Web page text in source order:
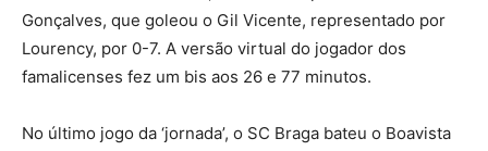
Gonçalves, que goleou o Gil Vicente, representado por
Lourency, por 0-7. A versão virtual do jogador dos
famalicenses fez um bis aos 26 e 77 minutos.
No último jogo da ‘jornada’, o SC Braga bateu o Boavista